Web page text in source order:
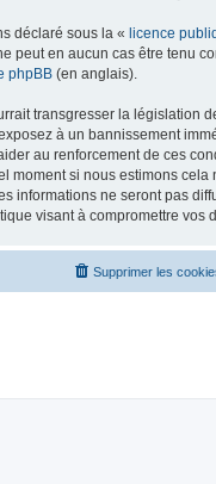
déclaré sous la « licence
peut en aucun cas être tenu
phpBB (en anglais).
transgresser la législation
à un bannissement
au renforcement de ces
moment si nous estimons cela
informations ne seront pas
visant à compromettre vos
Supprimer les